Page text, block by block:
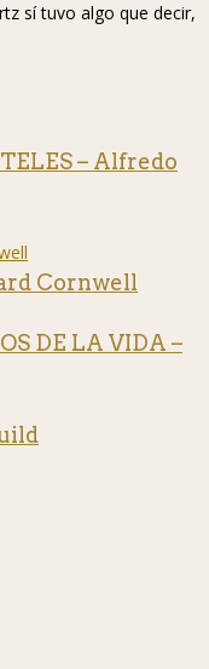
sí tuvo algo que decir,
– Alfredo
Cornwell
DE LA VIDA –